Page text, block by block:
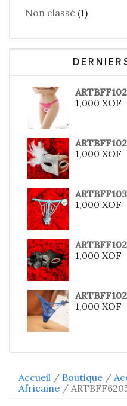
Non classé (1)
1,000 XOF
1,000 XOF
1,000 XOF
1,000 XOF
1,000 XOF
Accueil / Boutique /
Africaine /